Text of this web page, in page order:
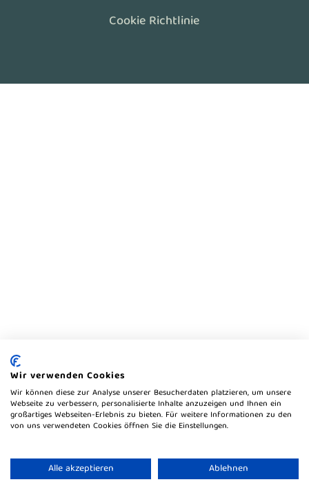
Cookie Richtlinie
Wir verwenden Cookies
Wir können diese zur Analyse unserer Besucherdaten platzieren, um unsere
Webseite zu verbessern, personalisierte Inhalte anzuzeigen und Ihnen ein
großartiges Webseiten-Erlebnis zu bieten. Für weitere Informationen zu den
von uns verwendeten Cookies öffnen Sie die Einstellungen.
Alle akzeptieren Ablehnen